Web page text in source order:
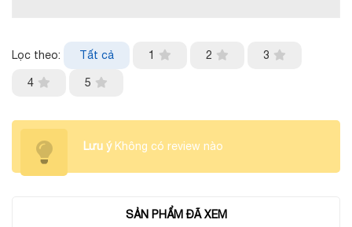
Lọc theo: Tất cả 1 2 3
4 5
Lưu ýKhông có review nào
SẢN PHẨM ĐÃ XEM